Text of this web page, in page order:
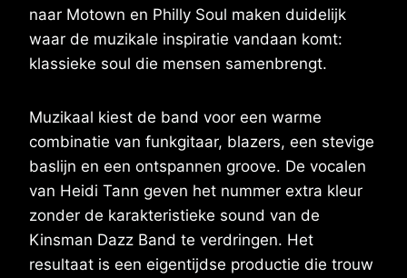
naar Motown en Philly Soul maken duidelijk
waar de muzikale inspiratie vandaan komt:
klassieke soul die mensen samenbrengt.
Muzikaal kiest de band voor een warme
combinatie van funkgitaar, blazers, een stevige
baslijn en een ontspannen groove. De vocalen
van Heidi Tann geven het nummer extra kleur
zonder de karakteristieke sound van de
Kinsman Dazz Band te verdringen. Het
resultaat is een eigentijdse productie die trouw